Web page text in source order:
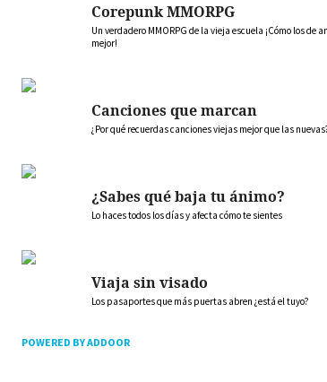
Corepunk MMORPG
Un verdadero MMORPG de la vieja escuela ¡Cómo los de
mejor!
Canciones que marcan
¿Por qué recuerdas canciones viejas mejor que las
¿Sabes qué baja tu ánimo?
Lo haces todos los días y afecta cómo te sientes
Viaja sin visado
Los pasaportes que más puertas abren ¿está el tuyo?
POWERED BY ADDOOR